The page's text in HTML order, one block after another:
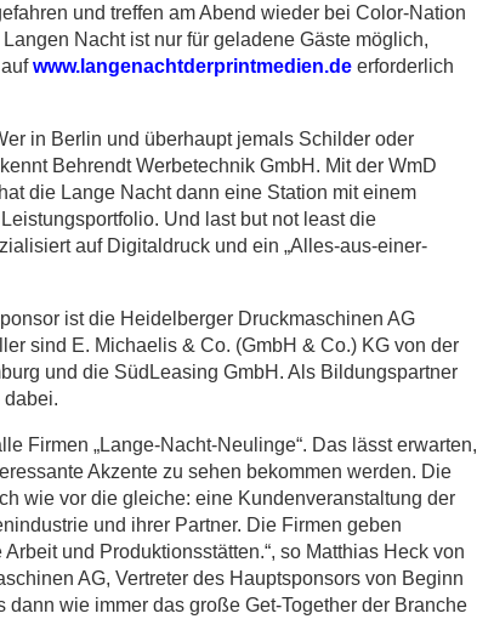
und treffen am Abend wieder bei Color-Nation
Nacht ist nur für geladene Gäste möglich,
www.langenachtderprintmedien.deerforderlich
in Berlin und überhaupt jemals Schilder oder
Behrendt Werbetechnik GmbH. Mit der WmD
die Lange Nacht dann eine Station mit einem
Und last but not least die
auf Digitaldruck und ein „Alles-aus-einer-
ist die Heidelberger Druckmaschinen AG
sind E. Michaelis & Co. (GmbH & Co.) KG von der
und die SüdLeasing GmbH. Als Bildungspartner
dabei.
Firmen „Lange-Nacht-Neulinge“. Das lässt erwarten,
Akzente zu sehen bekommen werden. Die
wie vor die gleiche: eine Kundenveranstaltung der
und ihrer Partner. Die Firmen geben
und Produktionsstätten.“, so Matthias Heck von
AG, Vertreter des Hauptsponsors von Beginn
dann wie immer das große Get-Together der Branche